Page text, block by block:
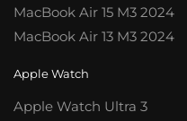
MacBook Air 15 M3 2024
MacBook Air 13 M3 2024
Apple Watch
Apple Watch Ultra 3